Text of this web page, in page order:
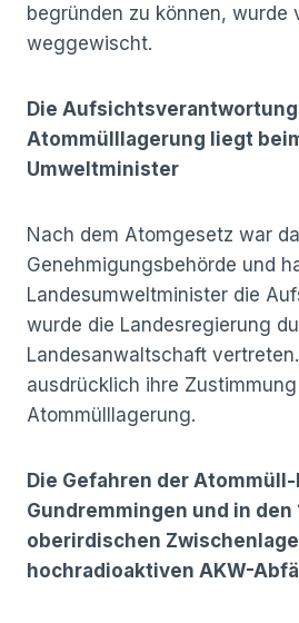
begründen zu können, wurde
weggewischt.
Die
Atommülllagerung liegt
Umweltminister
Nach dem Atomgesetz war
Genehmigungsbehörde und
Landesumweltminister die
wurde die Landesregierung
Landesanwaltschaft
ausdrücklich ihre
Atommülllagerung.
Die Gefahren der
Gundremmingen und in den
oberirdischen
hochradioaktiven AKW-